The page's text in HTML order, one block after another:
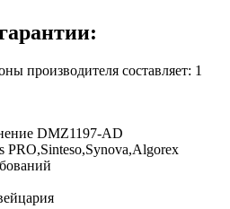
производителя составляет: 1
DMZ1197-AD
PRO,Sinteso,Synova,Algorex